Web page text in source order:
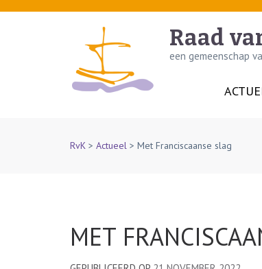
Skip
Raad
een gemeenschap
RvK > Actueel > Met Franciscaanse slag
MET